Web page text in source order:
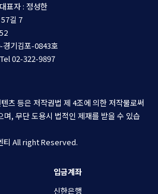
대표자 : 정성한
길 7
경기김포-0843호
Tel 02-322-9897
츠 등은 저작권법 제 4조에 의한 저작물로써
, 무단 도용시 법적인 제재를 받을 수 있습
티 All right Reserved.
입금계좌
신한은행